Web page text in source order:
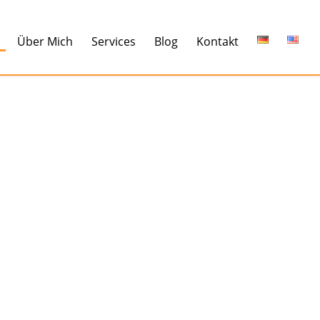
Über Mich Services Blog Kontakt